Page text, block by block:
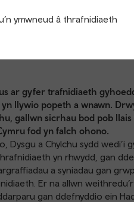
ymwneud â thrafnidiaeth
ar gyfer trafnidiaeth
llywio popeth a wnawn.
gallwn sicrhau bod pob
fod yn falch ohono.
a Chylchu sydd wedi’i
yn rhwydd, gan
a syniadau gan
Er na allwn
gan ddefnyddio ein